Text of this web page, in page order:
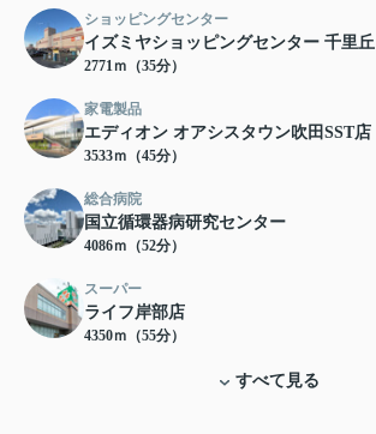
ショッピングセンター
イズミヤショッピングセンター 千里丘
2771ｍ（35分）
家電製品
エディオン オアシスタウン吹田SST店
3533ｍ（45分）
総合病院
国立循環器病研究センター
4086ｍ（52分）
スーパー
ライフ岸部店
4350ｍ（55分）
すべて見る